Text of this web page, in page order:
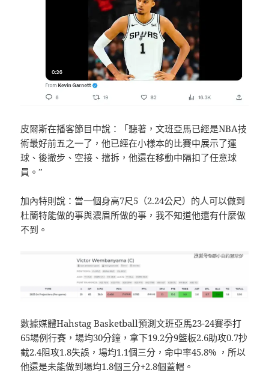
皮爾斯在播客節目中說：「聽著，文班亞馬已經是NBA技
術最好前五之一了，他已經在小樣本的比賽中展示了運
球、後撤步、空接、擋拆，他還在移動中隔扣了任意球
員。”
加內特則說：當一個身高7尺5（2.24公尺）的人可以做到
杜蘭特能做的事與濃眉所做的事，我不知道他還有什麼做
不到。
數據媒體Hahstag Basketball預測文班亞馬23-24賽季打
65場例行賽，場均30分鐘，拿下19.2分9籃板2.6助攻0.7抄
截2.4阻攻1.8失誤，場均1.1個三分，命中率45.8% ，所以
他還是未能做到場均1.8個三分+2.8個蓋帽。